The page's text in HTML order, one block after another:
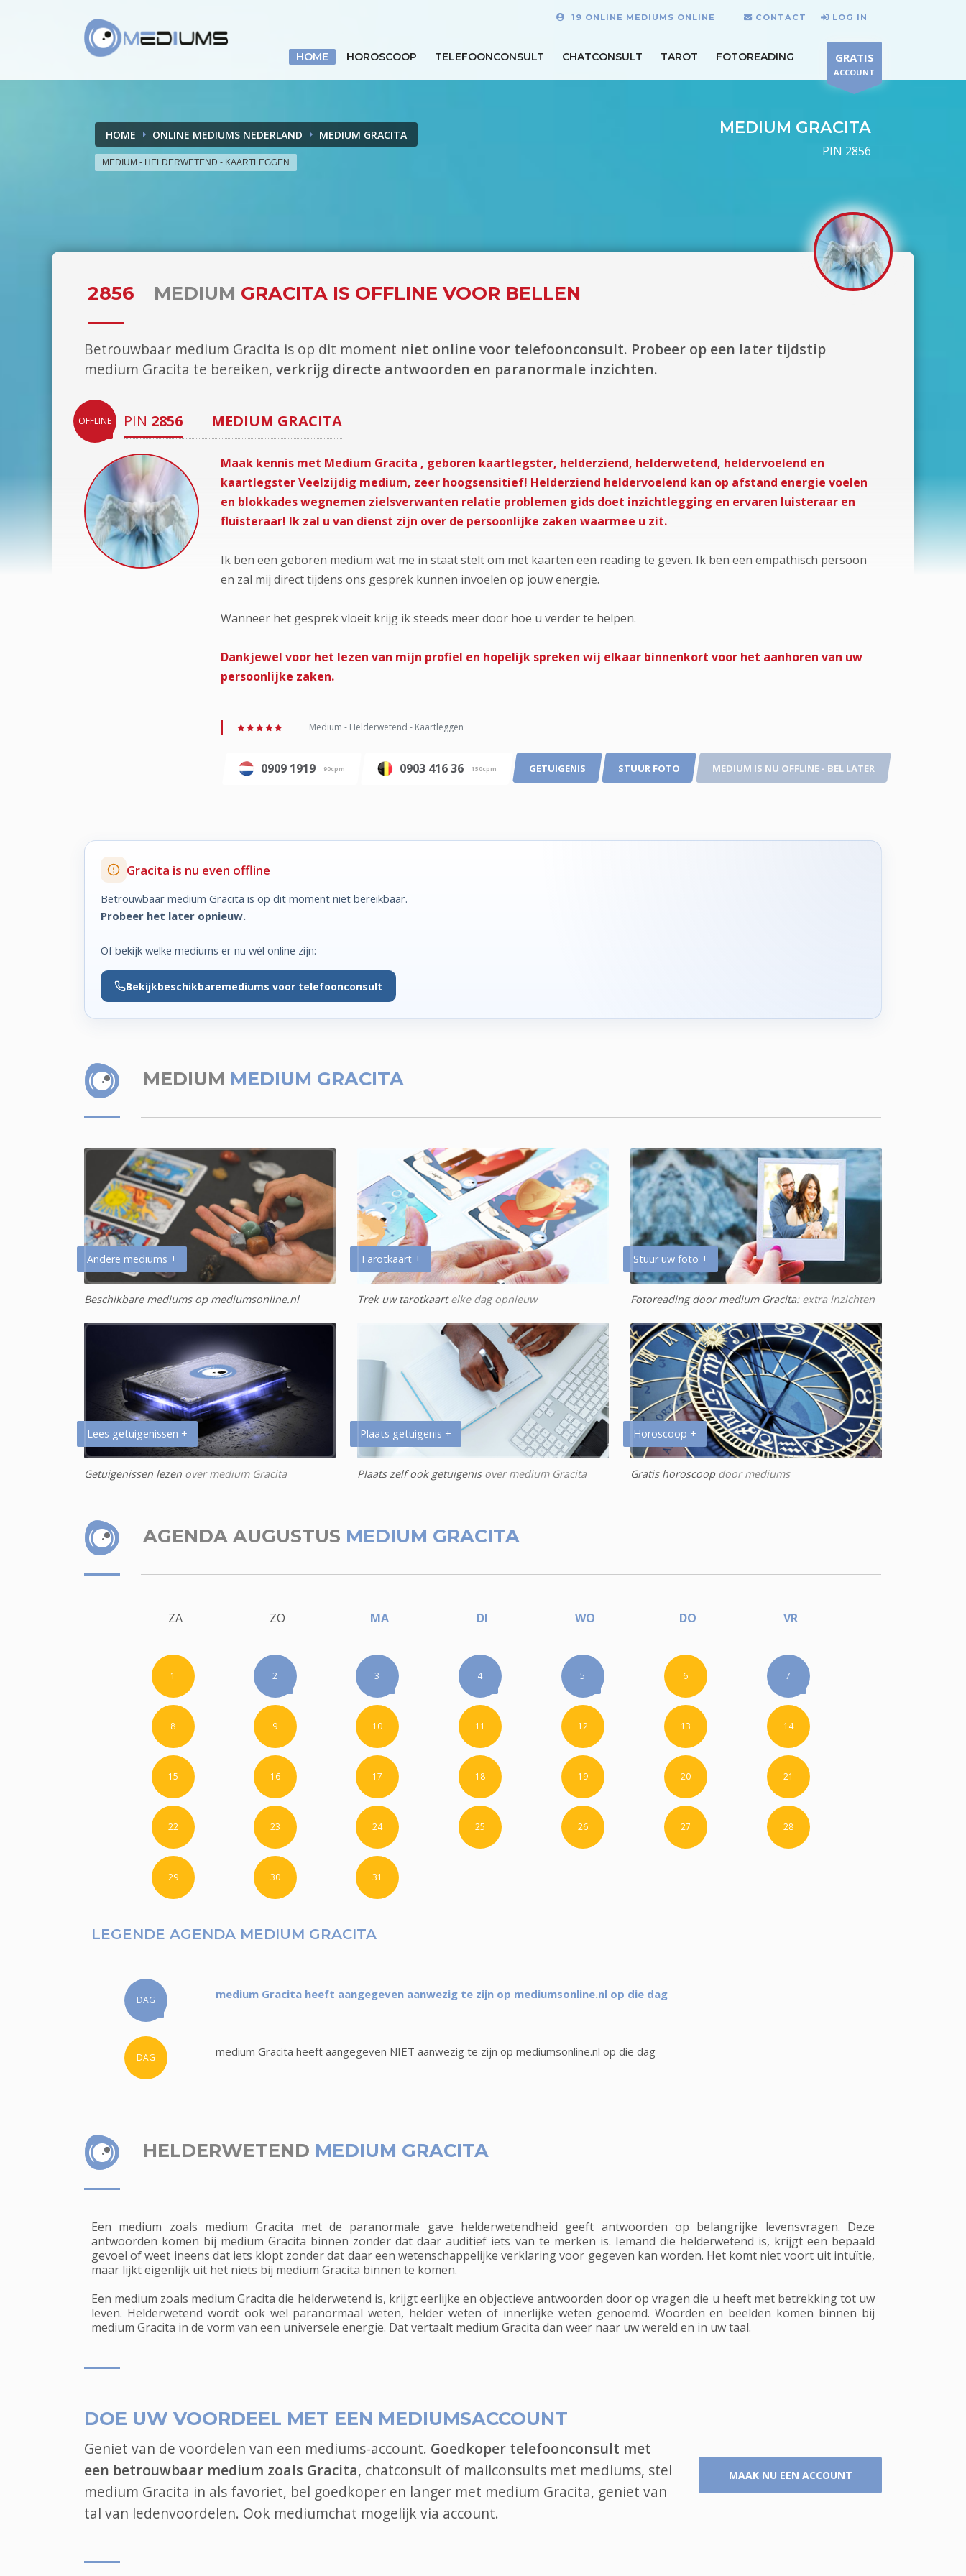
19 ONLINE MEDIUMS ONLINE CONTACT LOG IN
HOME HOROSCOOP TELEFOONCONSULT CHATCONSULT TAROT FOTOREADING GRATIS
ACCOUNT
HOME ONLINE MEDIUMS NEDERLAND MEDIUM GRACITA
MEDIUM - HELDERWETEND - KAARTLEGGEN
MEDIUM GRACITA
PIN 2856
2856 MEDIUM GRACITA IS OFFLINE VOOR BELLEN
Betrouwbaar medium Gracita is op dit moment niet online voor telefoonconsult. Probeer op een later tijdstip
medium Gracita te bereiken, verkrijg directe antwoorden en paranormale inzichten.
OFFLINE PIN 2856 MEDIUM GRACITA
Maak kennis met Medium Gracita , geboren kaartlegster, helderziend, helderwetend, heldervoelend en
kaartlegster Veelzijdig medium, zeer hoogsensitief! Helderziend heldervoelend kan op afstand energie voelen
en blokkades wegnemen zielsverwanten relatie problemen gids doet inzichtlegging en ervaren luisteraar en
fluisteraar! Ik zal u van dienst zijn over de persoonlijke zaken waarmee u zit.
Ik ben een geboren medium wat me in staat stelt om met kaarten een reading te geven. Ik ben een empathisch persoon
en zal mij direct tijdens ons gesprek kunnen invoelen op jouw energie.
Wanneer het gesprek vloeit krijg ik steeds meer door hoe u verder te helpen.
Dankjewel voor het lezen van mijn profiel en hopelijk spreken wij elkaar binnenkort voor het aanhoren van uw
persoonlijke zaken.
Medium - Helderwetend - Kaartleggen
0909 1919 90cpm 0903 416 36 150cpm GETUIGENIS STUUR FOTO MEDIUM IS NU OFFLINE - BEL LATER
Gracita is nu even offline
Betrouwbaar medium Gracita is op dit moment niet bereikbaar.
Probeer het later opnieuw.
Of bekijk welke mediums er nu wél online zijn:
Bekijkbeschikbaremediums voor telefoonconsult
MEDIUM MEDIUM GRACITA
Andere mediums +
Beschikbare mediums op mediumsonline.nl
Tarotkaart +
Trek uw tarotkaartelke dag opnieuw
Stuur uw foto +
Fotoreading door medium Gracita: extra inzichten
Lees getuigenissen +
Getuigenissen lezen over medium Gracita
Plaats getuigenis +
Plaats zelf ook getuigenisover medium Gracita
Horoscoop +
Gratis horoscoopdoor mediums
AGENDA AUGUSTUS MEDIUM GRACITA
ZA ZO MA DI WO DO VR
1 2 3 4 5 6 7
8 9 10 11 12 13 14
15 16 17 18 19 20 21
22 23 24 25 26 27 28
29 30 31
LEGENDE AGENDA MEDIUM GRACITA
DAG medium Gracita heeft aangegeven aanwezig te zijn op mediumsonline.nl op die dag
DAG medium Gracita heeft aangegeven NIET aanwezig te zijn op mediumsonline.nl op die dag
HELDERWETEND MEDIUM GRACITA
Een medium zoals medium Gracita met de paranormale gave helderwetendheid geeft antwoorden op belangrijke levensvragen. Deze
antwoorden komen bij medium Gracita binnen zonder dat daar auditief iets van te merken is. Iemand die helderwetend is, krijgt een bepaald
gevoel of weet ineens dat iets klopt zonder dat daar een wetenschappelijke verklaring voor gegeven kan worden. Het komt niet voort uit intuïtie,
maar lijkt eigenlijk uit het niets bij medium Gracita binnen te komen.
Een medium zoals medium Gracita die helderwetend is, krijgt eerlijke en objectieve antwoorden door op vragen die u heeft met betrekking tot uw
leven. Helderwetend wordt ook wel paranormaal weten, helder weten of innerlijke weten genoemd. Woorden en beelden komen binnen bij
medium Gracita in de vorm van een universele energie. Dat vertaalt medium Gracita dan weer naar uw wereld en in uw taal.
DOE UW VOORDEEL MET EEN MEDIUMSACCOUNT
Geniet van de voordelen van een mediums-account. Goedkoper telefoonconsult met
een betrouwbaar medium zoals Gracita, chatconsult of mailconsults met mediums, stel
medium Gracita in als favoriet, bel goedkoper en langer met medium Gracita, geniet van
tal van ledenvoordelen. Ook mediumchat mogelijk via account.
MAAK NU EEN ACCOUNT